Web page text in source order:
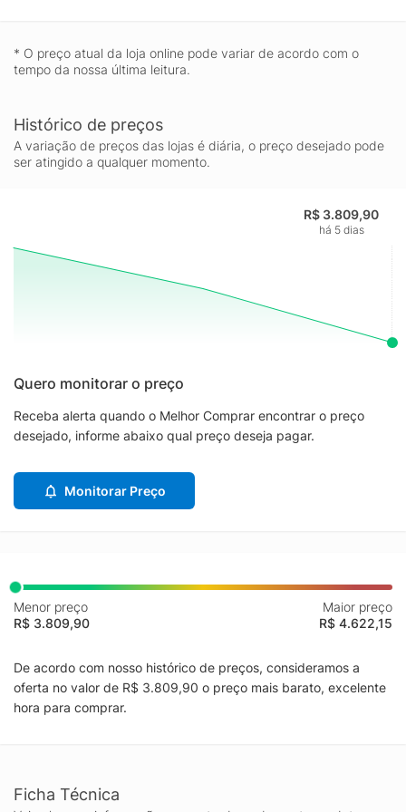
* O preço atual da loja online pode variar de acordo com o
tempo da nossa última leitura.
Histórico de preços
A variação de preços das lojas é diária, o preço desejado pode
ser atingido a qualquer momento.
R$ 3.809,90
há 5 dias
Quero monitorar o preço
Receba alerta quando o Melhor Comprar encontrar o preço
desejado, informe abaixo qual preço deseja pagar.
Monitorar Preço
Menor preço
R$ 3.809,90
Maior preço
R$ 4.622,15
De acordo com nosso histórico de preços, consideramos a
oferta no valor de R$ 3.809,90 o preço mais barato, excelente
hora para comprar.
Ficha Técnica